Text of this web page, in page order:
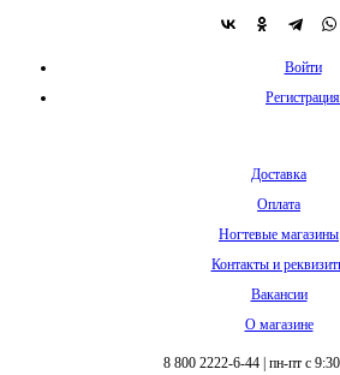
Войти
Регистрация
Доставка
Оплата
Ногтевые магазины
Контакты и
Вакансии
О магазине
8 800 2222-6-44 пн-пт с